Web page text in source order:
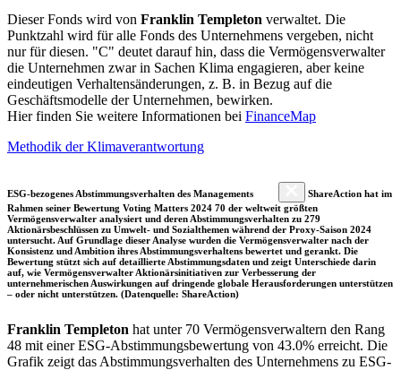
Dieser Fonds wird von Franklin Templeton verwaltet. Die
Punktzahl wird für alle Fonds des Unternehmens vergeben, nicht
nur für diesen. "C" deutet darauf hin, dass die Vermögensverwalter
die Unternehmen zwar in Sachen Klima engagieren, aber keine
eindeutigen Verhaltensänderungen, z. B. in Bezug auf die
Geschäftsmodelle der Unternehmen, bewirken.
Hier finden Sie weitere Informationen bei FinanceMap
Methodik der Klimaverantwortung
ESG-bezogenes Abstimmungsverhalten des Managements
ShareAction hat im
Rahmen seiner Bewertung Voting Matters 2024 70 der weltweit größten
Vermögensverwalter analysiert und deren Abstimmungsverhalten zu 279
Aktionärsbeschlüssen zu Umwelt- und Sozialthemen während der Proxy-Saison 2024
untersucht. Auf Grundlage dieser Analyse wurden die Vermögensverwalter nach der
Konsistenz und Ambition ihres Abstimmungsverhaltens bewertet und gerankt. Die
Bewertung stützt sich auf detaillierte Abstimmungsdaten und zeigt Unterschiede darin
auf, wie Vermögensverwalter Aktionärsinitiativen zur Verbesserung der
unternehmerischen Auswirkungen auf dringende globale Herausforderungen unterstützen
– oder nicht unterstützen. (Datenquelle: ShareAction)
Franklin Templeton hat unter 70 Vermögensverwaltern den Rang
48 mit einer ESG-Abstimmungsbewertung von 43.0% erreicht. Die
Grafik zeigt das Abstimmungsverhalten des Unternehmens zu ESG-